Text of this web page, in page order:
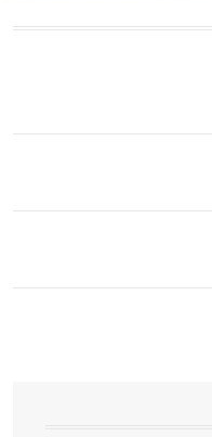
التي ارتبطت
ومصر خاصة، حيث يحرص